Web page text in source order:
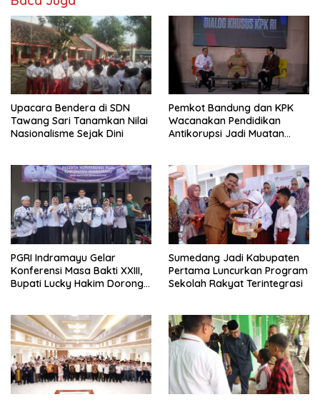
Upacara Bendera di SDN
Tawang Sari Tanamkan Nilai
Nasionalisme Sejak Dini
Pemkot Bandung dan KPK
Wacanakan Pendidikan
Antikorupsi Jadi Muatan
PGRI Indramayu Gelar
Konferensi Masa Bakti XXIII,
Bupati Lucky Hakim Dorong
Sumedang Jadi Kabupaten
Pertama Luncurkan Program
Sekolah Rakyat Terintegrasi